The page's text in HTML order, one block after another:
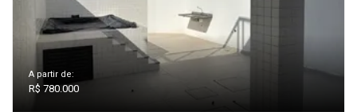
A partir de:
R$ 780.000